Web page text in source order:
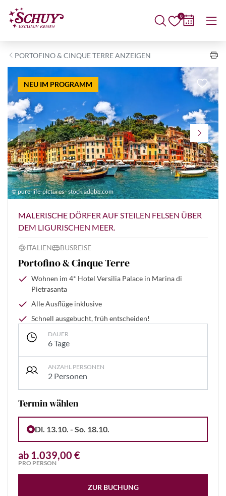
0
PORTOFINO & CINQUE TERRE ANZEIGEN
NEU IM PROGRAMM
© pure-life-pictures - stock.adobe.com
MALERISCHE DÖRFER AUF STEILEN FELSEN ÜBER
DEM LIGURISCHEN MEER.
ITALIEN BUSREISE
Portofino & Cinque Terre
Wohnen im 4* Hotel Versilia Palace in Marina di
Pietrasanta
Alle Ausflüge inklusive
Schnell ausgebucht, früh entscheiden!
DAUER
6 Tage
ANZAHL PERSONEN
2 Personen
Termin wählen
Di. 13.10. - So. 18.10.
ab 1.039,00 €
PRO PERSON
ZUR BUCHUNG